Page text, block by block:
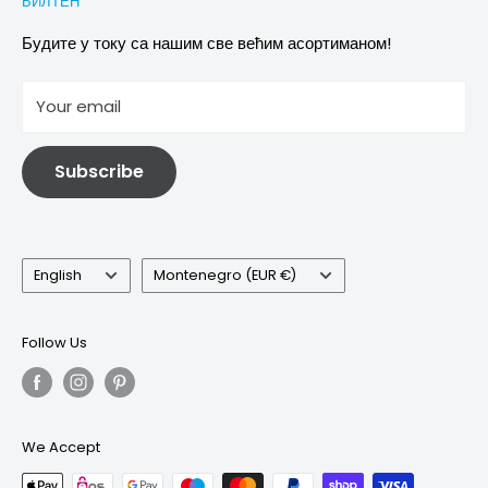
Images & references
Политика отказивања
Услови
Информације о електричној и електронској опреми
Будите у току са нашим све већим асортиманом!
Your email
Subscribe
Language
English Country/region
Montenegro (EUR €)
Follow Us
We Accept